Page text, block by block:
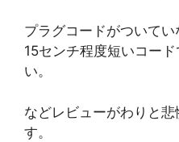
プラグコードがついてい
15センチ程度短いコー
い。
などレビューがわりと
す。